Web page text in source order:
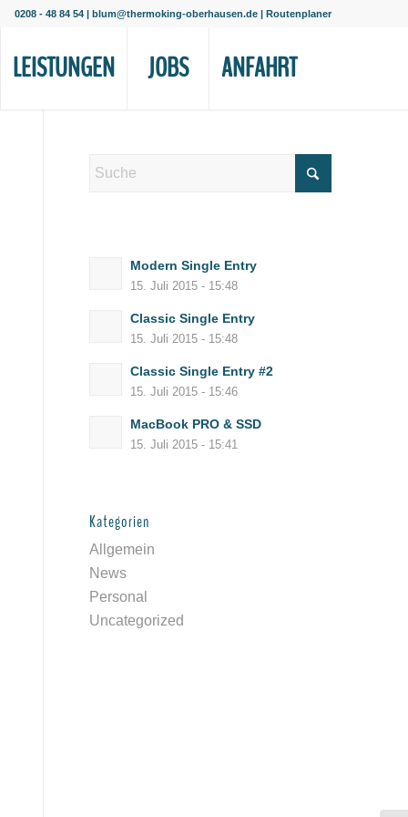
0208 - 48 84 54 |blum@thermoking-oberhausen.de |Routenplaner
LEISTUNGEN JOBS ANFAHRT
Modern Single Entry
15. Juli 2015 - 15:48
Classic Single Entry
15. Juli 2015 - 15:48
Classic Single Entry #2
15. Juli 2015 - 15:46
MacBook PRO & SSD
15. Juli 2015 - 15:41
Kategorien
Allgemein
News
Personal
Uncategorized